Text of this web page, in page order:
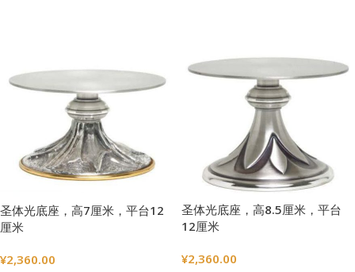
圣体光底座，高7厘米，平台12
厘米
¥2,360.00
圣体光底座，高8.5厘米，平台
12厘米
¥2,360.00